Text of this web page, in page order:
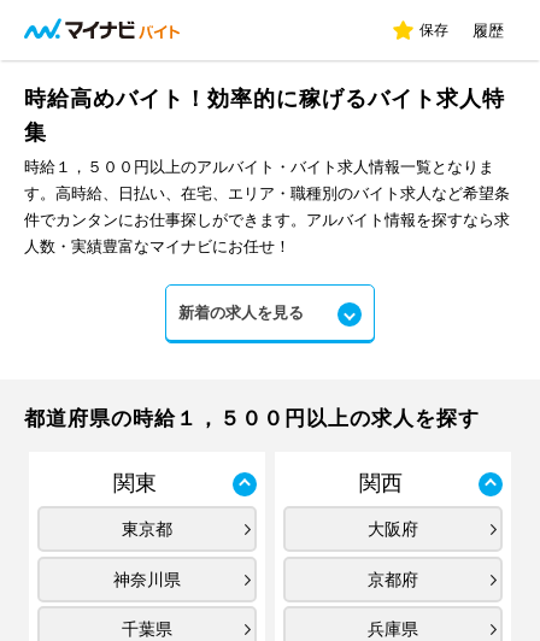
保存 履歴
時給高めバイト！効率的に稼げるバイト求人特
集
時給１，５００円以上のアルバイト・バイト求人情報一覧となりま
す。高時給、日払い、在宅、エリア・職種別のバイト求人など希望条
件でカンタンにお仕事探しができます。アルバイト情報を探すなら求
人数・実績豊富なマイナビにお任せ！
新着の求人を見る
都道府県の時給１，５００円以上の求人を探す
関東
東京都
神奈川県
千葉県
関西
大阪府
京都府
兵庫県